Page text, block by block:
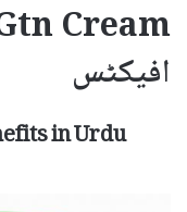
افیکٹس
in Urdu